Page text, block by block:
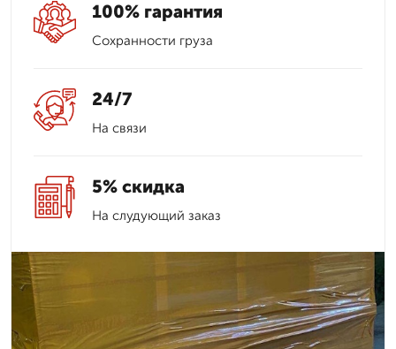
100% гарантия
Сохранности груза
24/7
На связи
5% скидка
На слудующий заказ